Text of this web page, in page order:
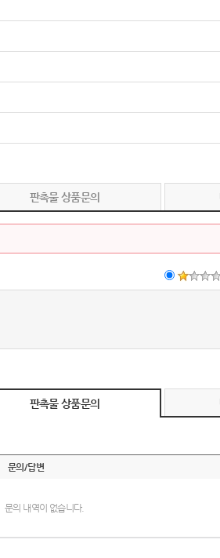
판촉물 상품문의
판촉물 상품문의
문의/답변
문의 내역이 없습니다.